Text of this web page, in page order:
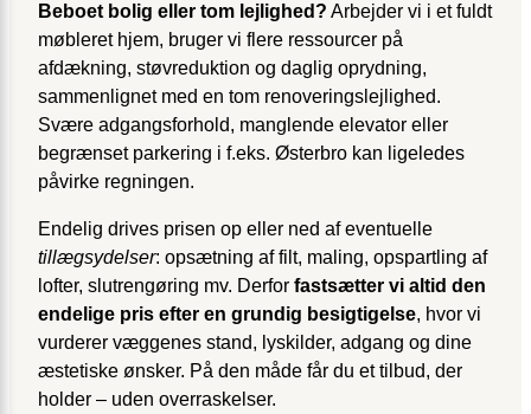
Beboet bolig eller tom lejlighed? Arbejder vi i et fuldt
møbleret hjem, bruger vi flere ressourcer på
afdækning, støvreduktion og daglig oprydning,
sammenlignet med en tom renoveringslejlighed.
Svære adgangsforhold, manglende elevator eller
begrænset parkering i f.eks. Østerbro kan ligeledes
påvirke regningen.
Endelig drives prisen op eller ned af eventuelle
tillægsydelser: opsætning af filt, maling, opspartling af
lofter, slutrengøring mv. Derfor fastsætter vi altid den
endelige pris efter en grundig besigtigelse, hvor vi
vurderer væggenes stand, lyskilder, adgang og dine
æstetiske ønsker. På den måde får du et tilbud, der
holder – uden overraskelser.